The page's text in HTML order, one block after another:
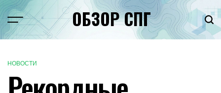
Перейти
к
содержимому
Меню ОБЗОР СПГ
ОПУБЛИКОВАНО
В
НОВОСТИ